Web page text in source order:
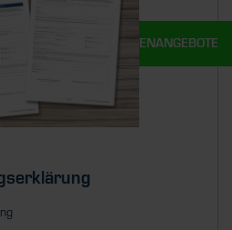
UNSERE STELLENANGEBOTE